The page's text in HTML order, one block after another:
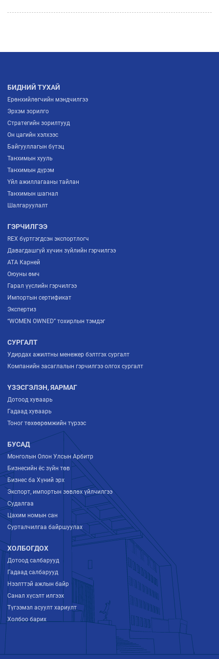
БАЙГУУЛАГДЛАА
МОНГОЛЫН ҮНДЭСНИЙ ҮЙЛДВЭРЛЭГЧИД
БИДНИЙ ТУХАЙ
Ерөнхийлөгчийн мэндчилгээ
Эрхэм зорилго
Стратегийн зорилтууд
Он цагийн хэлхээс
Байгууллагын бүтэц
Танхимын хууль
Танхимын дүрэм
Үйл ажиллагааны тайлан
Танхимын шагнал
Шалгаруулалт
ГЭРЧИЛГЭЭ
REX бүртгэгдсэн экспортлогч
Давагдашгүй хүчин зүйлийн гэрчилгээ
ATA Карней
Оюуны өмч
Гарал үүслийн гэрчилгээ
Импортын сертификат
Экспертиз
“WOMEN OWNED” тохирлын тэмдэг
СУРГАЛТ
Удирдах ажилтны менежер бэлтгэх сургалт
Компанийн засаглалын гэрчилгээ олгох сургалт
ҮЗЭСГЭЛЭН, ЯАРМАГ
Дотоод хуваарь
Гадаад хуваарь
Тоног төхөөрөмжийн түрээс
БУСАД
Монголын Олон Улсын Арбитр
Бизнесийн ёс зүйн төв
Бизнес ба Хүний эрх
Экспорт, импортын зөвлөх үйлчилгээ
Судалгаа
Цахим номын сан
Сурталчилгаа байршуулах
ХОЛБОГДОХ
Дотоод салбарууд
Гадаад салбарууд
Нээлттэй ажлын байр
Санал хүсэлт илгээх
Түгээмэл асуулт хариулт
Холбоо барих